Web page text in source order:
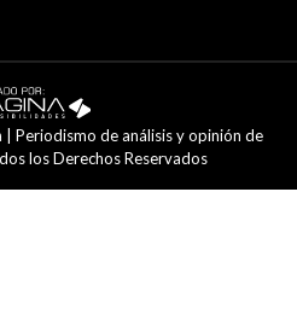
Periodismo de análisis y opinión de
los Derechos Reservados